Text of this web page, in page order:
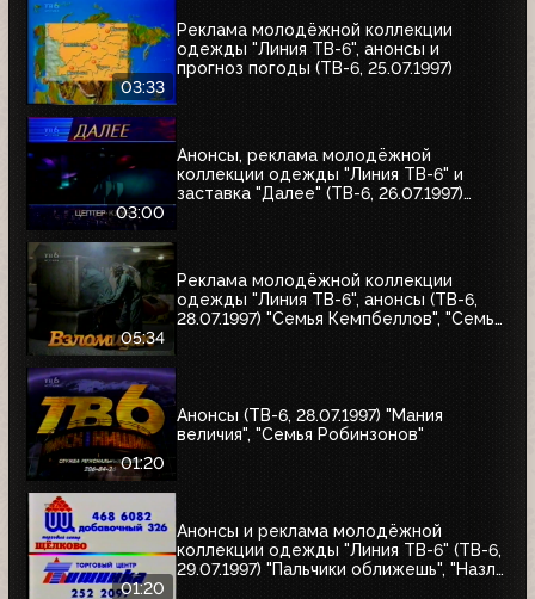
03:33
Реклама молодёжной коллекции
одежды "Линия ТВ-6", анонсы и
прогноз погоды (ТВ-6, 25.07.1997)
03:00
Анонсы, реклама молодёжной
коллекции одежды "Линия ТВ-6" и
заставка "Далее" (ТВ-6, 26.07.1997)
05:34
Реклама молодёжной коллекции
одежды "Линия ТВ-6", анонсы (ТВ-6,
28.07.1997) "Семья Кемпбеллов", "Семья
01:20
Анонсы (ТВ-6, 28.07.1997) "Мания
величия", "Семья Робинзонов"
01:20
Анонсы и реклама молодёжной
коллекции одежды "Линия ТВ-6" (ТВ-6,
29.07.1997) "Пальчики оближешь", "Назло